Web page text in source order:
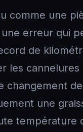
comme une
erreur qui
de
les cannelures
changement
une
température